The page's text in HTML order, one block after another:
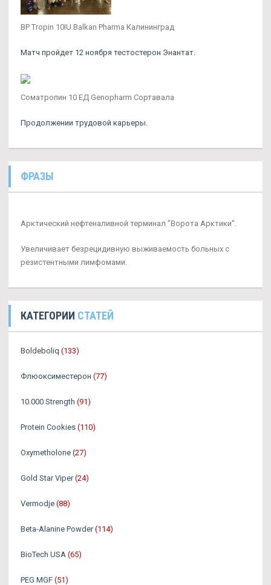
BP Tropin 10IU Balkan Pharma Калининград
Матч пройдет 12 ноября тестостерон Энантат.
Соматропин 10 ЕД Genopharm Сортавала
Продолжении трудовой карьеры.
ФРАЗЫ
Арктический нефтеналивной терминал "Ворота Арктики".
Увеличивает безрецидивную выживаемость больных с
резистентными лимфомами.
КАТЕГОРИИ СТАТЕЙ
Boldeboliq (133)
Флюоксиместерон (77)
10.000 Strength (91)
Protein Cookies (110)
Oxymetholone (27)
Gold Star Viper (24)
Vermodje (88)
Beta-Alanine Powder (114)
BioTech USA (65)
PEG MGF (51)